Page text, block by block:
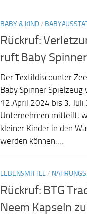
BABY & KIND/
Rückruf:
ruft Baby
Der Textildiscounter
Baby Spinner
12.April 2024 bis 3.
Unternehmen mitteilt,
kleiner Kinder in den
werden können....
LEBENSMITTEL/
Rückruf: BTG
Neem Kapseln